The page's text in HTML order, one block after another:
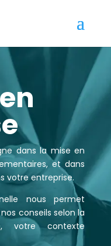
dans la mise en
et dans
votre entreprise.
nous permet
conseils selon la
votre contexte